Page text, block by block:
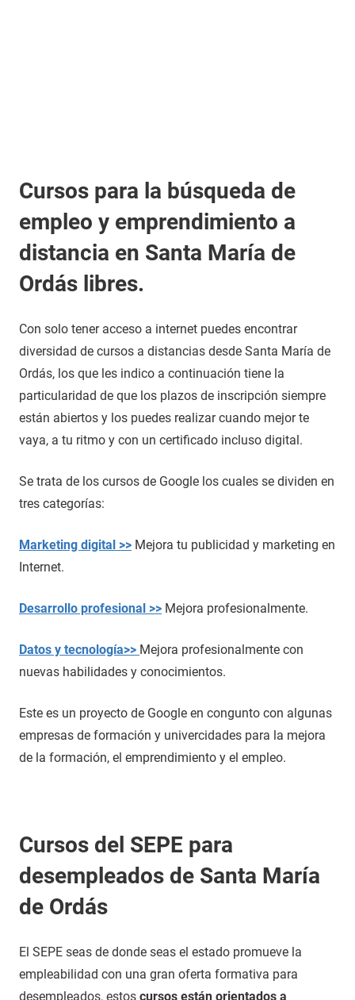
Cursos para la búsqueda de
empleo y emprendimiento a
distancia en Santa María de
Ordás libres.
Con solo tener acceso a internet puedes encontrar
diversidad de cursos a distancias desde Santa María de
Ordás, los que les indico a continuación tiene la
particularidad de que los plazos de inscripción siempre
están abiertos y los puedes realizar cuando mejor te
vaya, a tu ritmo y con un certificado incluso digital.
Se trata de los cursos de Google los cuales se dividen en
tres categorías:
Marketing digital >> Mejora tu publicidad y marketing en
Internet.
Desarrollo profesional >> Mejora profesionalmente.
Datos y tecnología>> Mejora profesionalmente con
nuevas habilidades y conocimientos.
Este es un proyecto de Google en congunto con algunas
empresas de formación y univercidades para la mejora
de la formación, el emprendimiento y el empleo.
Cursos del SEPE para
desempleados de Santa María
de Ordás
El SEPE seas de donde seas el estado promueve la
empleabilidad con una gran oferta formativa para
desempleados, estos cursos están orientados a